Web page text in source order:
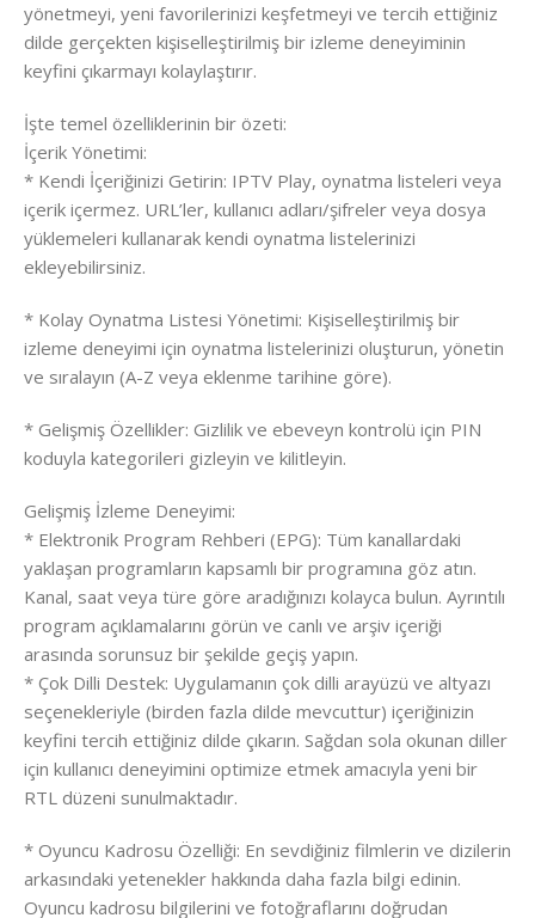
yönetmeyi, yeni favorilerinizi keşfetmeyi ve tercih ettiğiniz
dilde gerçekten kişiselleştirilmiş bir izleme deneyiminin
keyfini çıkarmayı kolaylaştırır.
İşte temel özelliklerinin bir özeti:
İçerik Yönetimi:
* Kendi İçeriğinizi Getirin: IPTV Play, oynatma listeleri veya
içerik içermez. URL’ler, kullanıcı adları/şifreler veya dosya
yüklemeleri kullanarak kendi oynatma listelerinizi
ekleyebilirsiniz.
* Kolay Oynatma Listesi Yönetimi: Kişiselleştirilmiş bir
izleme deneyimi için oynatma listelerinizi oluşturun, yönetin
ve sıralayın (A-Z veya eklenme tarihine göre).
* Gelişmiş Özellikler: Gizlilik ve ebeveyn kontrolü için PIN
koduyla kategorileri gizleyin ve kilitleyin.
Gelişmiş İzleme Deneyimi:
* Elektronik Program Rehberi (EPG): Tüm kanallardaki
yaklaşan programların kapsamlı bir programına göz atın.
Kanal, saat veya türe göre aradığınızı kolayca bulun. Ayrıntılı
program açıklamalarını görün ve canlı ve arşiv içeriği
arasında sorunsuz bir şekilde geçiş yapın.
* Çok Dilli Destek: Uygulamanın çok dilli arayüzü ve altyazı
seçenekleriyle (birden fazla dilde mevcuttur) içeriğinizin
keyfini tercih ettiğiniz dilde çıkarın. Sağdan sola okunan diller
için kullanıcı deneyimini optimize etmek amacıyla yeni bir
RTL düzeni sunulmaktadır.
* Oyuncu Kadrosu Özelliği: En sevdiğiniz filmlerin ve dizilerin
arkasındaki yetenekler hakkında daha fazla bilgi edinin.
Oyuncu kadrosu bilgilerini ve fotoğraflarını doğrudan